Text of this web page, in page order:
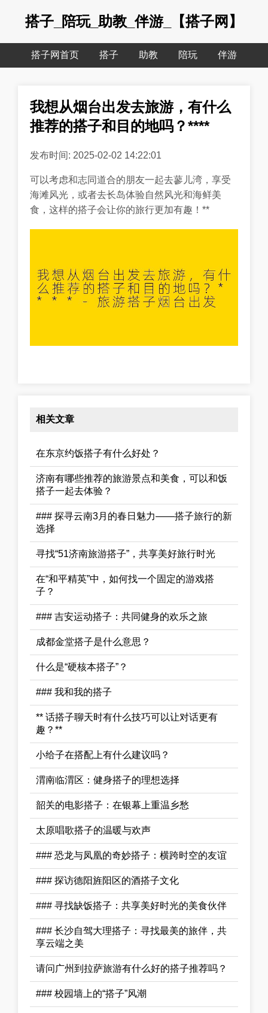
搭子_陪玩_助教_伴游_【搭子网】
搭子网首页 搭子 助教 陪玩 伴游
我想从烟台出发去旅游，有什么
推荐的搭子和目的地吗？****
发布时间: 2025-02-02 14:22:01
可以考虑和志同道合的朋友一起去蓼儿湾，享受
海滩风光，或者去长岛体验自然风光和海鲜美
食，这样的搭子会让你的旅行更加有趣！**
相关文章
在东京约饭搭子有什么好处？
济南有哪些推荐的旅游景点和美食，可以和饭
搭子一起去体验？
### 探寻云南3月的春日魅力——搭子旅行的新
选择
寻找“51济南旅游搭子”，共享美好旅行时光
在“和平精英”中，如何找一个固定的游戏搭
子？
### 吉安运动搭子：共同健身的欢乐之旅
成都金堂搭子是什么意思？
什么是“硬核本搭子”？
### 我和我的搭子
** 话搭子聊天时有什么技巧可以让对话更有
趣？**
小给子在搭配上有什么建议吗？
渭南临渭区：健身搭子的理想选择
韶关的电影搭子：在银幕上重温乡愁
太原唱歌搭子的温暖与欢声
### 恐龙与凤凰的奇妙搭子：横跨时空的友谊
### 探访德阳旌阳区的酒搭子文化
### 寻找缺饭搭子：共享美好时光的美食伙伴
### 长沙自驾大理搭子：寻找最美的旅伴，共
享云端之美
请问广州到拉萨旅游有什么好的搭子推荐吗？
### 校园墙上的“搭子”风潮